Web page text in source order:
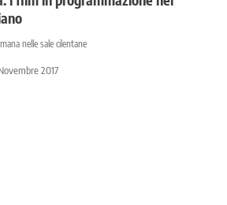
nelle sale cilentane
2017